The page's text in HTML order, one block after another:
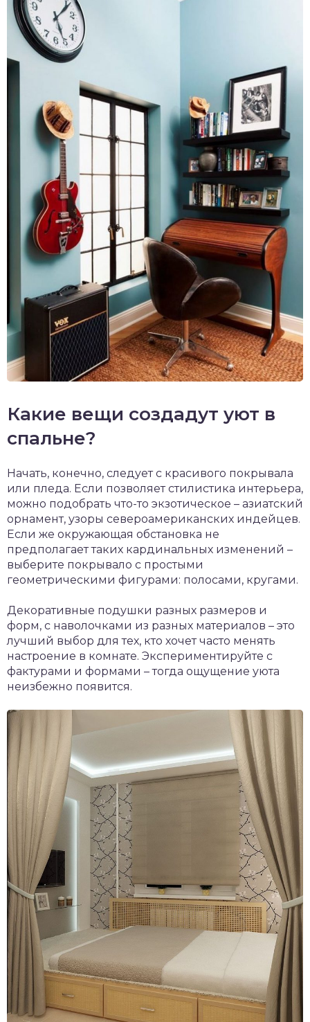
Какие вещи создадут уют в
спальне?
Начать, конечно, следует с красивого покрывала
или пледа. Если позволяет стилистика интерьера,
можно подобрать что-то экзотическое – азиатский
орнамент, узоры североамериканских индейцев.
Если же окружающая обстановка не
предполагает таких кардинальных изменений –
выберите покрывало с простыми
геометрическими фигурами: полосами, кругами.
Декоративные подушки разных размеров и
форм, с наволочками из разных материалов – это
лучший выбор для тех, кто хочет часто менять
настроение в комнате. Экспериментируйте с
фактурами и формами – тогда ощущение уюта
неизбежно появится.